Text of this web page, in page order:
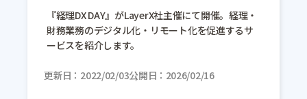
『経理DX DAY』がLayerX社主催にて開催。経理・
財務業務のデジタル化・リモート化を促進するサ
ービスを紹介します。
更新日 2022/02/03公開日 2026/02/16